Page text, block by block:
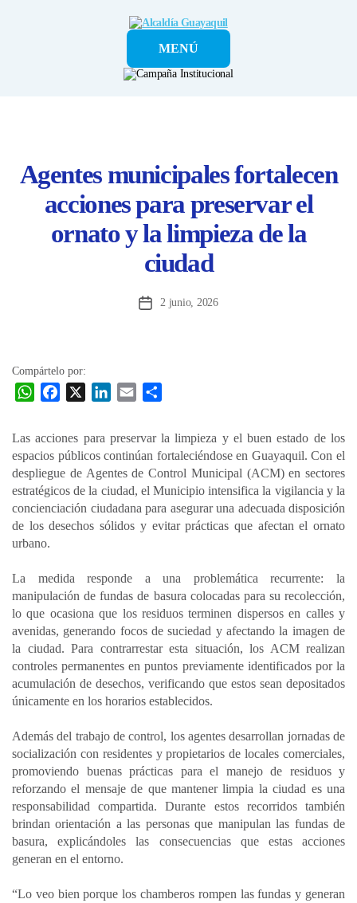
Alcaldía
GuayaquilMENÚ
Agentes municipales fortalecen
acciones para preservar el
ornato y la limpieza de la
ciudad
Fecha2 junio, 2026
Compártelo por:
W
s
A
p
p
b
o
o
k
k
e
d
I
n
i
l
a
r
t
i
Las acciones para preservar la limpieza y el buen estado de los
espacios públicos continúan fortaleciéndose en Guayaquil. Con el
despliegue de Agentes de Control Municipal (ACM) en sectores
estratégicos de la ciudad, el Municipio intensifica la vigilancia y la
concienciación ciudadana para asegurar una adecuada disposición
de los desechos sólidos y evitar prácticas que afectan el ornato
urbano.
La medida responde a una problemática recurrente: la
manipulación de fundas de basura colocadas para su recolección,
lo que ocasiona que los residuos terminen dispersos en calles y
avenidas, generando focos de suciedad y afectando la imagen de
la ciudad. Para contrarrestar esta situación, los ACM realizan
controles permanentes en puntos previamente identificados por la
acumulación de desechos, verificando que estos sean depositados
únicamente en los horarios establecidos.
Además del trabajo de control, los agentes desarrollan jornadas de
socialización con residentes y propietarios de locales comerciales,
promoviendo buenas prácticas para el manejo de residuos y
reforzando el mensaje de que mantener limpia la ciudad es una
responsabilidad compartida. Durante estos recorridos también
brindan orientación a las personas que manipulan las fundas de
basura, explicándoles las consecuencias que estas acciones
generan en el entorno.
“Lo veo bien porque los chamberos rompen las fundas y generan